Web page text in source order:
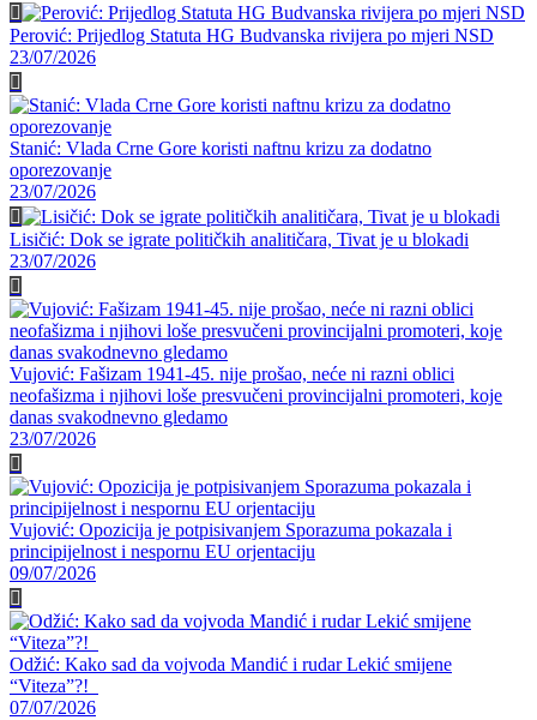
Perović: Prijedlog Statuta HG Budvanska rivijera po mjeri NSD
23/07/2026
Stanić: Vlada Crne Gore koristi naftnu krizu za dodatno
oporezovanje
23/07/2026
Lisičić: Dok se igrate političkih analitičara, Tivat je u blokadi
23/07/2026
Vujović: Fašizam 1941-45. nije prošao, neće ni razni oblici
neofašizma i njihovi loše presvučeni provincijalni promoteri, koje
danas svakodnevno gledamo
23/07/2026
Vujović: Opozicija je potpisivanjem Sporazuma pokazala i
principijelnost i nespornu EU orjentaciju
09/07/2026
Odžić: Kako sad da vojvoda Mandić i rudar Lekić smijene
“Viteza”?!
07/07/2026